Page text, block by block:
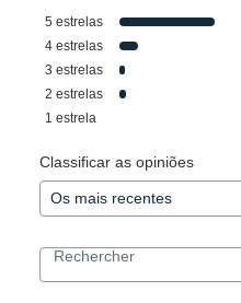
5 estrelas
4 estrelas
3 estrelas
2 estrelas
1 estrela
Classificar as opiniões